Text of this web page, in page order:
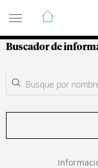
Guía de
Buscador de